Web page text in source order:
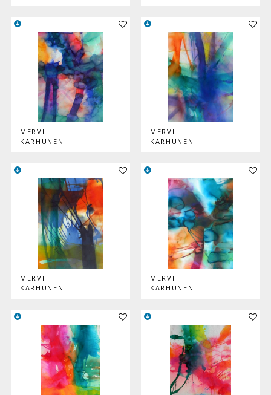
Lisää teos kokoelmaan
MERVI
KARHUNEN
Lisää
MERVI
KARHUNEN
Lisää teos kokoelmaan
MERVI
KARHUNEN
Lisää
MERVI
KARHUNEN
Lisää teos kokoelmaan Lisää